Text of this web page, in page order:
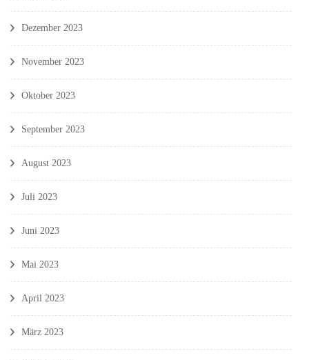
Dezember 2023
November 2023
Oktober 2023
September 2023
August 2023
Juli 2023
Juni 2023
Mai 2023
April 2023
März 2023